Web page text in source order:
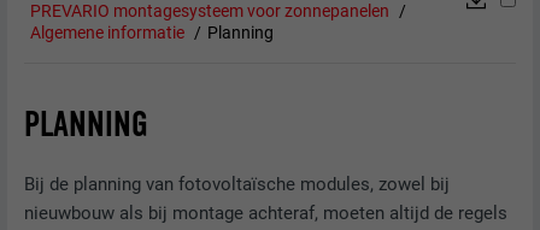
PREVARIO montagesysteem voor zonnepanelen
Algemene informatie
Planning
PLANNING
Bij de planning van fotovoltaïsche modules, zowel bij
nieuwbouw als bij montage achteraf, moeten altijd de regels